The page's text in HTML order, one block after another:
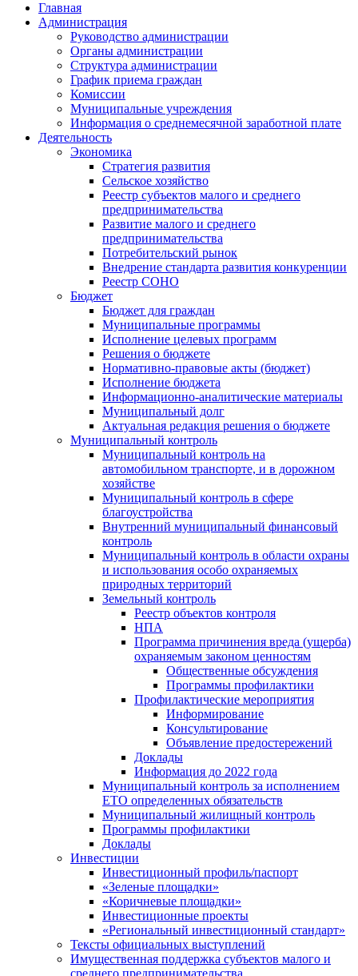
Главная
Администрация
Руководство администрации
Органы администрации
Структура администрации
График приема граждан
Комиссии
Муниципальные учреждения
Информация о среднемесячной заработной плате
Деятельность
Экономика
Стратегия развития
Сельское хозяйство
Реестр субъектов малого и среднего
предпринимательства
Развитие малого и среднего
предпринимательства
Потребительский рынок
Внедрение стандарта развития конкуренции
Реестр СОНО
Бюджет
Бюджет для граждан
Муниципальные программы
Исполнение целевых программ
Решения о бюджете
Нормативно-правовые акты (бюджет)
Исполнение бюджета
Информационно-аналитические материалы
Муниципальный долг
Актуальная редакция решения о бюджете
Муниципальный контроль
Муниципальный контроль на
автомобильном транспорте, и в дорожном
хозяйстве
Муниципальный контроль в сфере
благоустройства
Внутренний муниципальный финансовый
контроль
Муниципальный контроль в области охраны
и использования особо охраняемых
природных территорий
Земельный контроль
Реестр объектов контроля
НПА
Программа причинения вреда (ущерба)
охраняемым законом ценностям
Общественные обсуждения
Программы профилактики
Профилактические мероприятия
Информирование
Консультирование
Объявление предостережений
Доклады
Информация до 2022 года
Муниципальный контроль за исполнением
ЕТО определенных обязательств
Муниципальный жилищный контроль
Программы профилактики
Доклады
Инвестиции
Инвестиционный профиль/паспорт
«Зеленые площадки»
«Коричневые площадки»
Инвестиционные проекты
«Региональный инвестиционный стандарт»
Тексты официальных выступлений
Имущественная поддержка субъектов малого и
среднего предпринимательства